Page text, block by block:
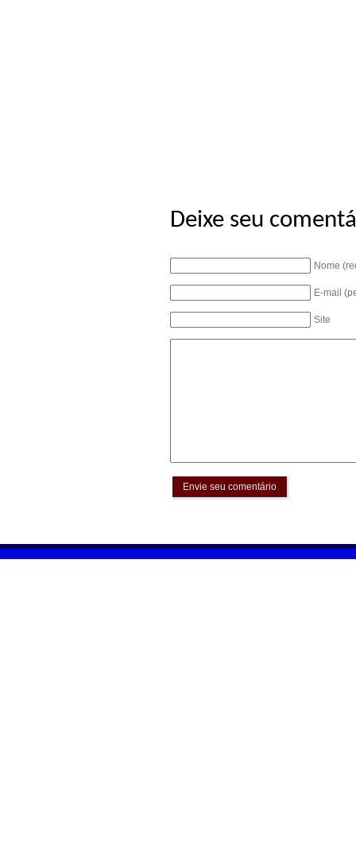
Deixe seu
Nome
E-mail
Site
Envie seu comentário